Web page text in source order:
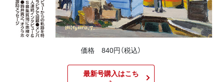
価格 840円（税込）
最新号購入はこち